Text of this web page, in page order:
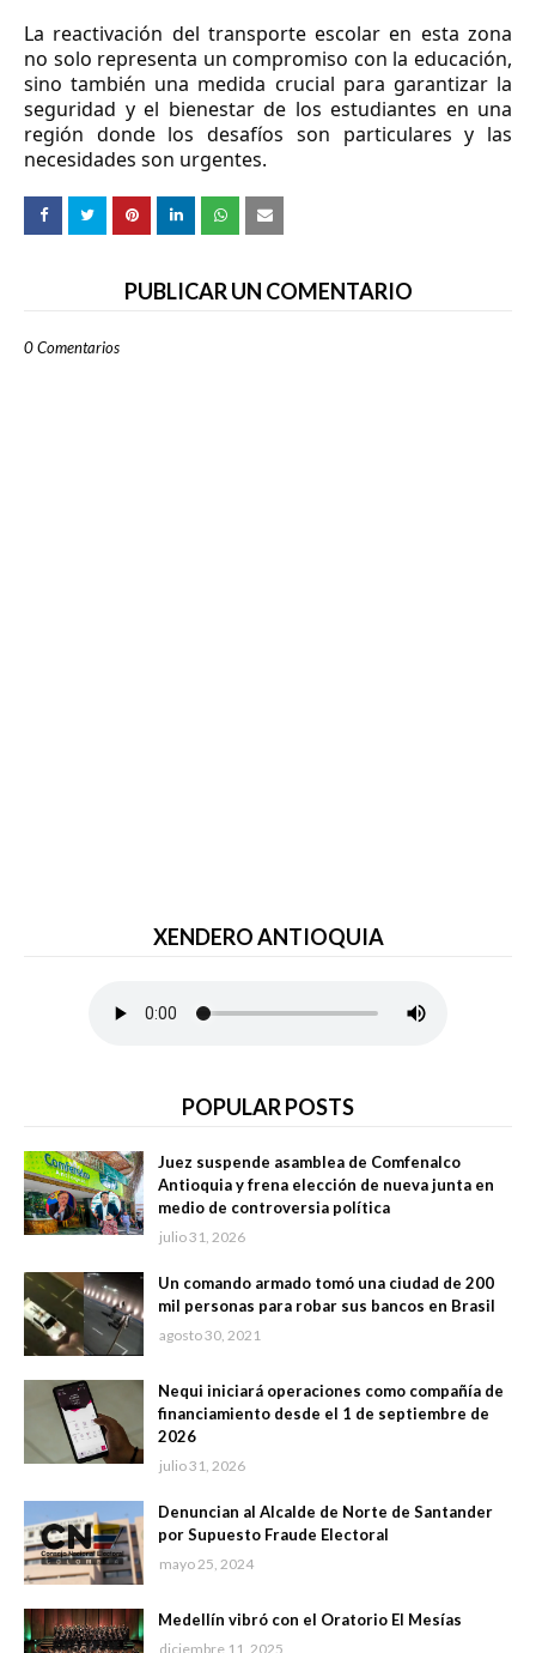
La reactivación del transporte escolar en esta zona
no solo representa un compromiso con la educación,
sino también una medida crucial para garantizar la
seguridad y el bienestar de los estudiantes en una
región donde los desafíos son particulares y las
necesidades son urgentes.
PUBLICAR UN COMENTARIO
0 Comentarios
XENDERO ANTIOQUIA
POPULAR POSTS
Juez suspende asamblea de Comfenalco
Antioquia y frena elección de nueva junta en
medio de controversia política
julio 31, 2026
Un comando armado tomó una ciudad de 200
mil personas para robar sus bancos en Brasil
agosto 30, 2021
Nequi iniciará operaciones como compañía de
financiamiento desde el 1 de septiembre de
2026
julio 31, 2026
Denuncian al Alcalde de Norte de Santander
por Supuesto Fraude Electoral
mayo 25, 2024
Medellín vibró con el Oratorio El Mesías
diciembre 11, 2025